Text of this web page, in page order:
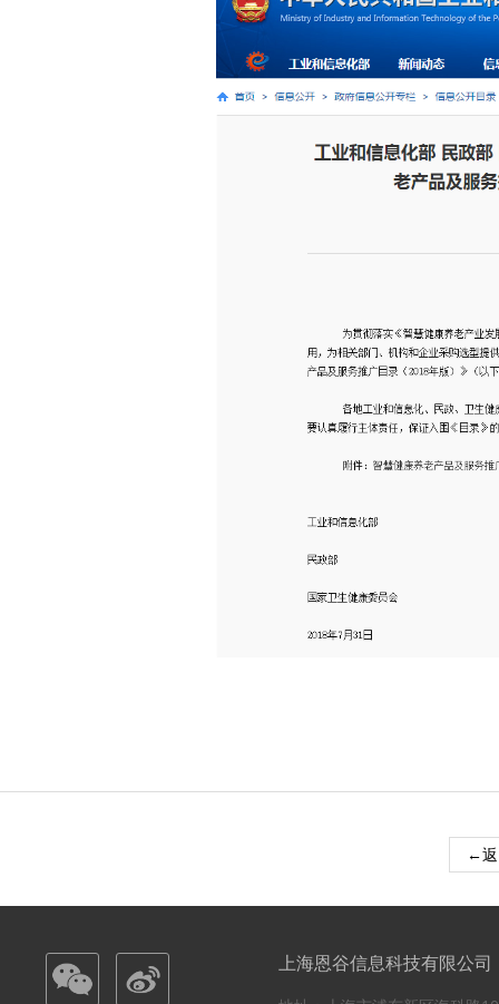
←
上海恩谷信息科技有限公司